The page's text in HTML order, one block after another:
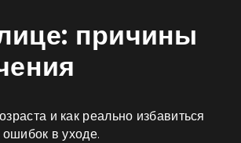
причины
и как реально избавиться
в уходе.